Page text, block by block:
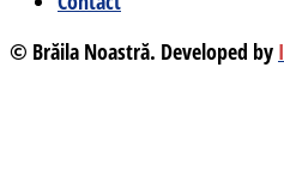
© Brăila Noastră. Developed by I